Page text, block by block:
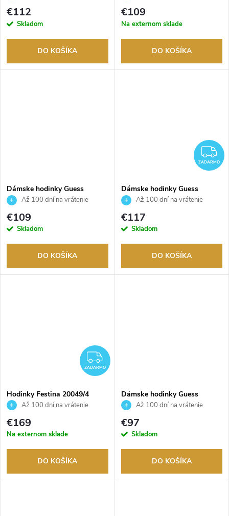
tovaru. Autorizovaný predajca.
€112
Skladom
DO KOŠÍKA
tovaru. Autorizovaný predajca.
€109
Na externom sklade
DO KOŠÍKA
Dámske hodinky Guess
GW0839L4
Až 100 dní na vrátenie
tovaru. Autorizovaný predajca.
€109
Skladom
DO KOŠÍKA
ZADARMO
Dámske hodinky Guess
GW0865L1
Až 100 dní na vrátenie
tovaru. Autorizovaný predajca.
€117
Skladom
DO KOŠÍKA
ZADARMO
ZADARMO
Hodinky Festina 20049/4
Až 100 dní na vrátenie
€169
Na externom sklade
DO KOŠÍKA
Dámske hodinky Guess
GW0686L1
Až 100 dní na vrátenie
€97
Skladom
DO KOŠÍKA